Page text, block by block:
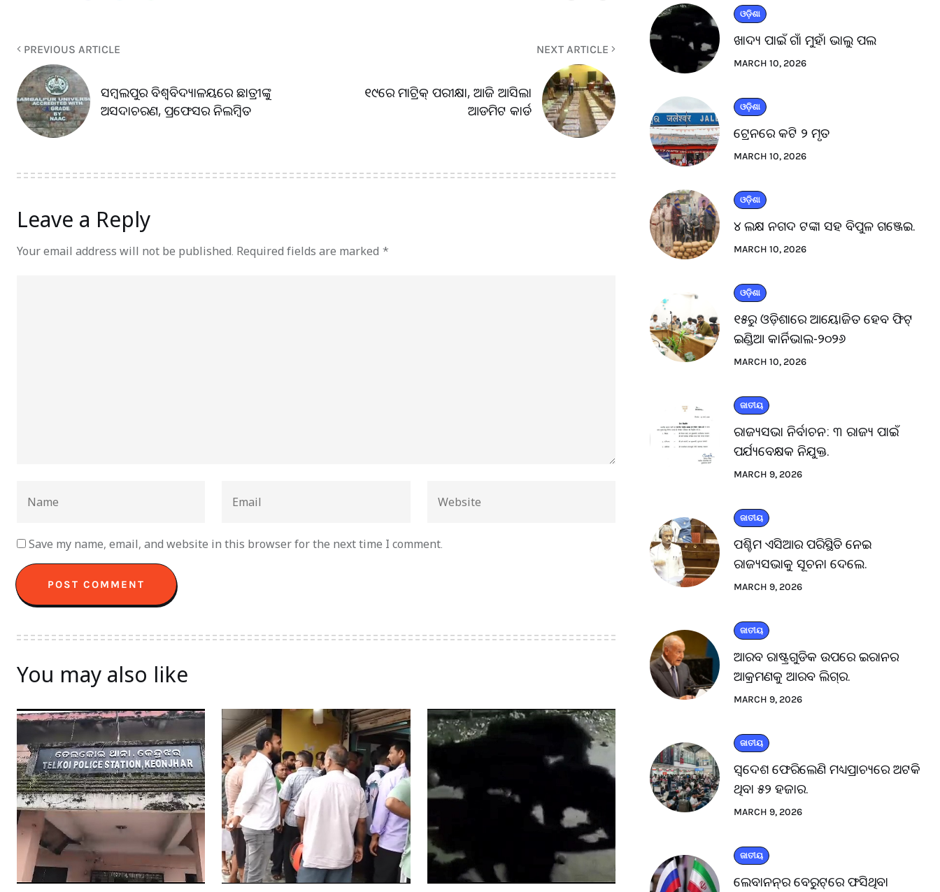
PREVIOUS ARTICLE
ସମ୍ବଲପୁର ବିଶ୍ବବିଦ୍ୟାଳୟରେ ଛାତ୍ରୀଙ୍କୁ
ଅସଦାଚରଣ, ପ୍ରଫେସର ନିଲମ୍ବିତ
NEXT ARTICLE
୧୯ରେ ମାଟ୍ରିକ୍ ପରୀକ୍ଷା, ଆଜି ଆସିଲା
ଆଡମିଟ କାର୍ଡ
Leave a Reply
Your email address will not be published. Required fields are marked *
Save my name, email, and website in this browser for the next time I comment.
You may also like
ଓଡ଼ିଶା
ଖାଦ୍ୟ ପାଇଁ ଗାଁ ମୁହାଁ ଭାଲୁ ପଲ
MARCH 10, 2026
ଓଡ଼ିଶା
ଟ୍ରେନରେ କଟି ୨ ମୃତ
MARCH 10, 2026
ଓଡ଼ିଶା
୪ ଲକ୍ଷ ନଗଦ ଟଙ୍କା ସହ ବିପୁଳ ଗଞ୍ଜେଇ.
MARCH 10, 2026
ଓଡ଼ିଶା
୧୫ରୁ ଓଡ଼ିଶାରେ ଆୟୋଜିତ ହେବ ଫିଟ୍
ଇଣ୍ଡିଆ କାର୍ନିଭାଲ-୨୦୨୬
MARCH 10, 2026
ଜାତୀୟ
ରାଜ୍ୟସଭା ନିର୍ବାଚନ: ୩ ରାଜ୍ୟ ପାଇଁ
ପର୍ଯ୍ୟବେକ୍ଷକ ନିଯୁକ୍ତ.
MARCH 9, 2026
ଜାତୀୟ
ପଶ୍ଚିମ ଏସିଆର ପରିସ୍ଥିତି ନେଇ
ରାଜ୍ୟସଭାକୁ ସୂଚନା ଦେଲେ.
MARCH 9, 2026
ଜାତୀୟ
ଆରବ ରାଷ୍ଟ୍ରଗୁଡିକ ଉପରେ ଇରାନର
ଆକ୍ରମଣକୁ ଆରବ ଲିଗ୍‌ର.
MARCH 9, 2026
ଜାତୀୟ
ସ୍ବଦେଶ ଫେରିଲେଣି ମଧ୍ୟପ୍ରାଚ୍ୟରେ ଅଟକି
ଥିବା ୫୨ ହଜାର.
MARCH 9, 2026
ଜାତୀୟ
ଲେବାନନ୍‌ର ବେରୁଟ୍‌ରେ ଫସିଥିବା